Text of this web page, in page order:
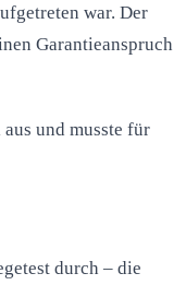
war. Der
Garantieanspruch
und musste für
durch – die